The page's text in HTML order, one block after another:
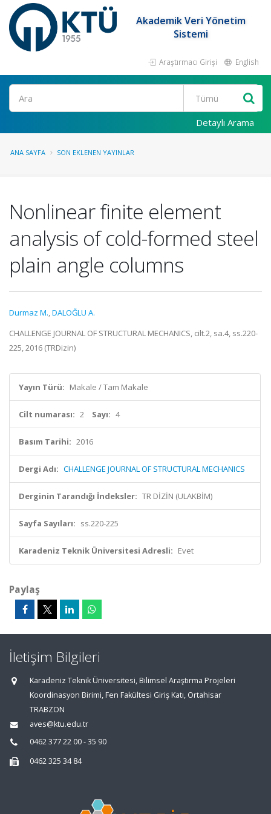
Akademik Veri Yönetim
Sistemi
Araştırmacı Girişi English
Ara
Detaylı Arama
ANA SAYFA SON EKLENEN YAYINLAR
Nonlinear finite element
analysis of cold-formed steel
plain angle columns
Durmaz M.,DALOĞLU A.
CHALLENGE JOURNAL OF STRUCTURAL MECHANICS, cilt.2, sa.4, ss.220-
225, 2016 (TRDizin)
Yayın Türü: Makale / Tam Makale
Cilt numarası: 2 Sayı: 4
Basım Tarihi: 2016
Dergi Adı: CHALLENGE JOURNAL OF STRUCTURAL MECHANICS
Derginin Tarandığı İndeksler: TR DİZİN (ULAKBİM)
Sayfa Sayıları: ss.220-225
Karadeniz Teknik Üniversitesi Adresli: Evet
Paylaş
İletişim Bilgileri
Karadeniz Teknik Üniversitesi, Bilimsel Araştırma Projeleri
Koordinasyon Birimi, Fen Fakültesi Giriş Katı, Ortahisar
TRABZON
aves@ktu.edu.tr
0462 377 22 00 - 35 90
0462 325 34 84